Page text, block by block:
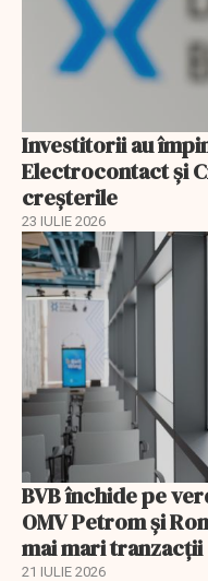
Investitorii au
Electrocontact și
creșterile
23 IULIE 2026
BVB închide pe
OMV Petrom și
mai mari tranzacții
21 IULIE 2026